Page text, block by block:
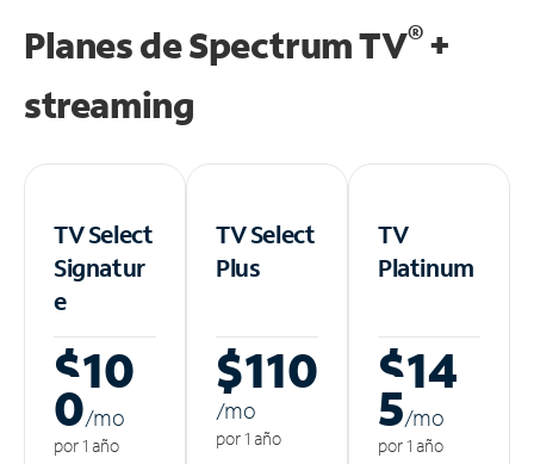
Planes de Spectrum TV®+
streaming
TV Select
Signatur
e
$10
0/mo
por 1 año
TV Select
Plus
$110
/mo
por 1 año
TV
Platinum
$14
5/mo
por 1 año